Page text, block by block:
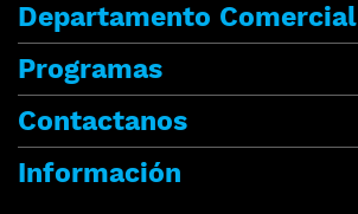
Departamento Comercial
Programas
Contactanos
Información